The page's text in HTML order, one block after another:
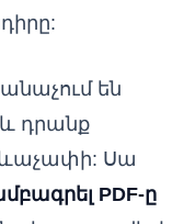
են
դրանք
Սա
PDF-ը